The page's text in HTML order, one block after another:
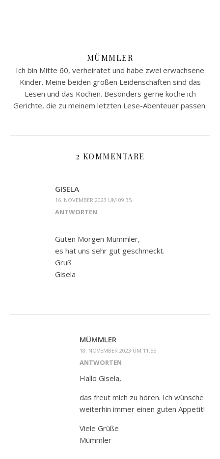
MÜMMLER
Ich bin Mitte 60, verheiratet und habe zwei erwachsene
Kinder. Meine beiden großen Leidenschaften sind das
Lesen und das Kochen. Besonders gerne koche ich
Gerichte, die zu meinem letzten Lese-Abenteuer passen.
2 KOMMENTARE
GISELA
16. NOVEMBER 2023 UM 09:35
ANTWORTEN
Guten Morgen Mümmler,
es hat uns sehr gut geschmeckt.
Gruß
Gisela
MÜMMLER
18. NOVEMBER 2023 UM 11:55
ANTWORTEN
Hallo Gisela,
das freut mich zu hören. Ich wünsche
weiterhin immer einen guten Appetit!
Viele Grüße
Mümmler